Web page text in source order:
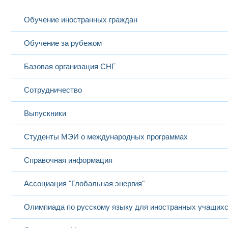
Обучение иностранных граждан
Обучение за рубежом
Базовая организация СНГ
Сотрудничество
Выпускники
Студенты МЭИ о международных программах
Справочная информация
Ассоциация "Глобальная энергия"
Олимпиада по русскому языку для иностранных